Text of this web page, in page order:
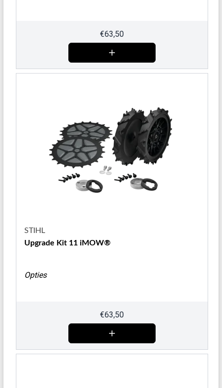
€63,50
STIHL
Upgrade Kit 11 iMOW®
Opties
€63,50